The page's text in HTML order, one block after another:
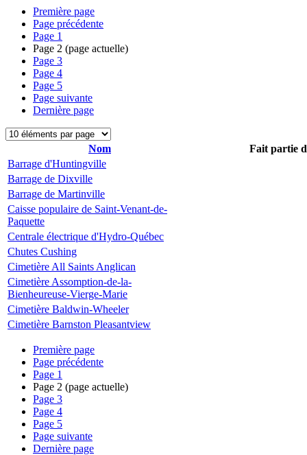
Première page
Page précédente
Page 1
Page 2 (page actuelle)
Page 3
Page 4
Page 5
Page suivante
Dernière page
Nom
Fait partie
Barrage d'Huntingville
Barrage de Dixville
Barrage de Martinville
Caisse populaire de Saint-Venant-de-
Paquette
Centrale électrique d'Hydro-Québec
Chutes Cushing
Cimetière All Saints Anglican
Cimetière Assomption-de-la-
Bienheureuse-Vierge-Marie
Cimetière Baldwin-Wheeler
Cimetière Barnston Pleasantview
Première page
Page précédente
Page 1
Page 2 (page actuelle)
Page 3
Page 4
Page 5
Page suivante
Dernière page